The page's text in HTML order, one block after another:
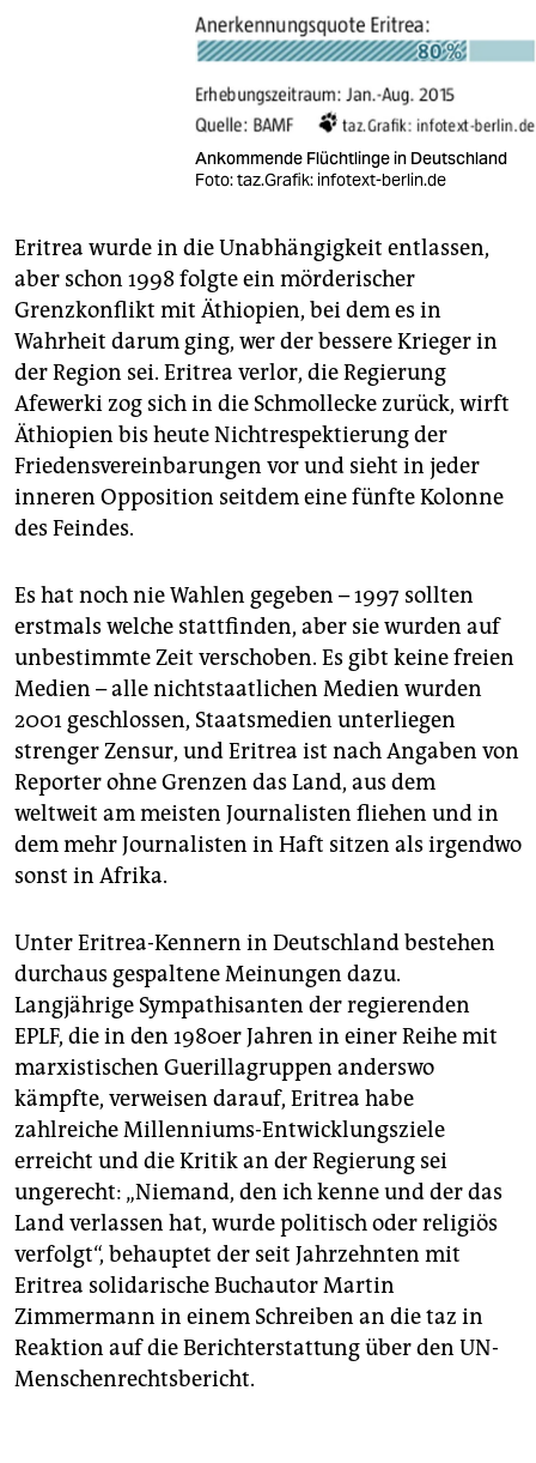
Ankommende Flüchtlinge in Deutschland
Foto: taz.Grafik: infotext-berlin.de
Eritrea wurde in die Unabhängigkeit entlassen,
aber schon 1998 folgte ein mörderischer
Grenzkonflikt mit Äthiopien, bei dem es in
Wahrheit darum ging, wer der bessere Krieger in
der Region sei. Eritrea verlor, die Regierung
Afewerki zog sich in die Schmollecke zurück, wirft
Äthiopien bis heute Nichtrespektierung der
Friedensvereinbarungen vor und sieht in jeder
inneren Opposition seitdem eine fünfte Kolonne
des Feindes.
Es hat noch nie Wahlen gegeben – 1997 sollten
erstmals welche stattfinden, aber sie wurden auf
unbestimmte Zeit verschoben. Es gibt keine freien
Medien – alle nichtstaatlichen Medien wurden
2001 geschlossen, Staatsmedien unterliegen
strenger Zensur, und Eritrea ist nach Angaben von
Reporter ohne Grenzen das Land, aus dem
weltweit am meisten Journalisten fliehen und in
dem mehr Journalisten in Haft sitzen als irgendwo
sonst in Afrika.
Unter Eritrea-Kennern in Deutschland bestehen
durchaus gespaltene Meinungen dazu.
Langjährige Sympathisanten der regierenden
EPLF, die in den 1980er Jahren in einer Reihe mit
marxistischen Guerillagruppen anderswo
kämpfte, verweisen darauf, Eritrea habe
zahlreiche Millenniums-Entwicklungsziele
erreicht und die Kritik an der Regierung sei
ungerecht: „Niemand, den ich kenne und der das
Land verlassen hat, wurde politisch oder religiös
verfolgt“, behauptet der seit Jahrzehnten mit
Eritrea solidarische Buchautor Martin
Zimmermann in einem Schreiben an die taz in
Reaktion auf die Berichterstattung über den UN-
Menschenrechtsbericht.